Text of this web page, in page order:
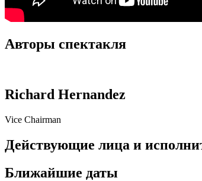
Авторы спектакля
Richard Hernandez
Vice Chairman
Действующие лица и
Ближайшие даты